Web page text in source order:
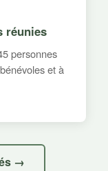
réunies
personnes
et à
→